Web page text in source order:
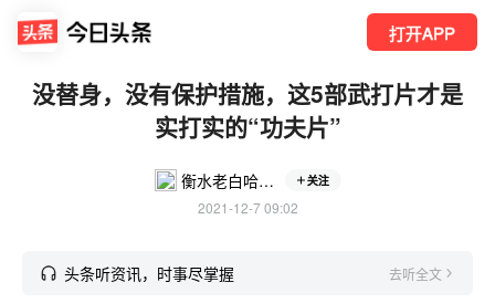
打开APP
没替身，没有保护措施，这5部武打片才是
实打实的“功夫片”
衡水老白哈哈哈 关注
2021-12-7 09:02
头条听资讯，时事尽掌握 去听全文